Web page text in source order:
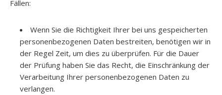
Fällen:
Wenn Sie die Richtigkeit Ihrer bei uns gespeicherten
personenbezogenen Daten bestreiten, benötigen wir in
der Regel Zeit, um dies zu überprüfen. Für die Dauer
der Prüfung haben Sie das Recht, die Einschränkung der
Verarbeitung Ihrer personenbezogenen Daten zu
verlangen.